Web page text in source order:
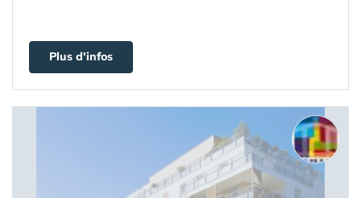
Plus d'infos